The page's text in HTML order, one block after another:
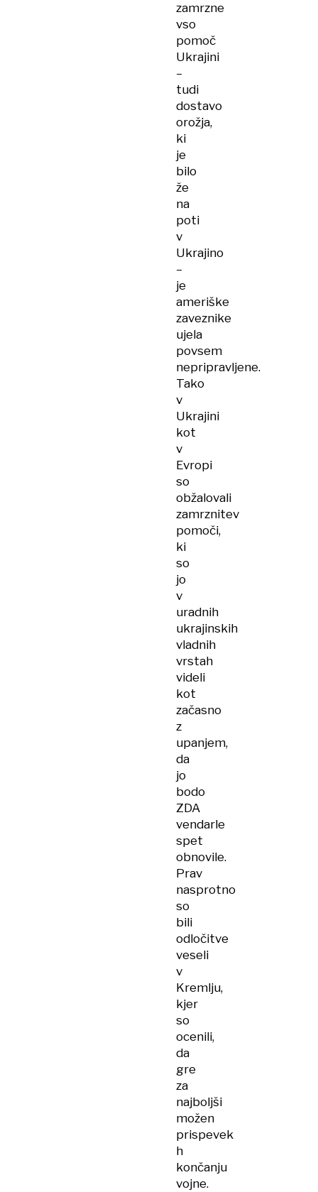
zamrzne
vso
pomoč
Ukrajini
–
tudi
dostavo
orožja,
ki
je
bilo
že
na
poti
v
Ukrajino
–
je
ameriške
zaveznike
ujela
povsem
nepripravljene.
Tako
v
Ukrajini
kot
v
Evropi
so
obžalovali
zamrznitev
pomoči,
ki
so
jo
v
uradnih
ukrajinskih
vladnih
vrstah
videli
kot
začasno
z
upanjem,
da
jo
bodo
ZDA
vendarle
spet
obnovile.
Prav
nasprotno
so
bili
odločitve
veseli
v
Kremlju,
kjer
so
ocenili,
da
gre
za
najboljši
možen
prispevek
h
končanju
vojne.